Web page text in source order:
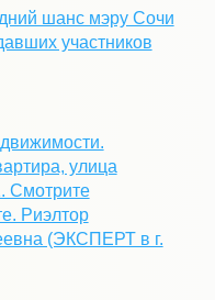
шанс мэру Сочи
участников
улица
Смотрите
Риэлтор
(ЭКСПЕРТ в г.